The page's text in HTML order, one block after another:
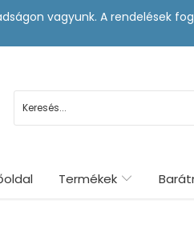
vagyunk. A rendelések
Termékek